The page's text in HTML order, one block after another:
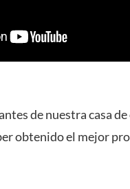
de nuestra casa
obtenido el mejor